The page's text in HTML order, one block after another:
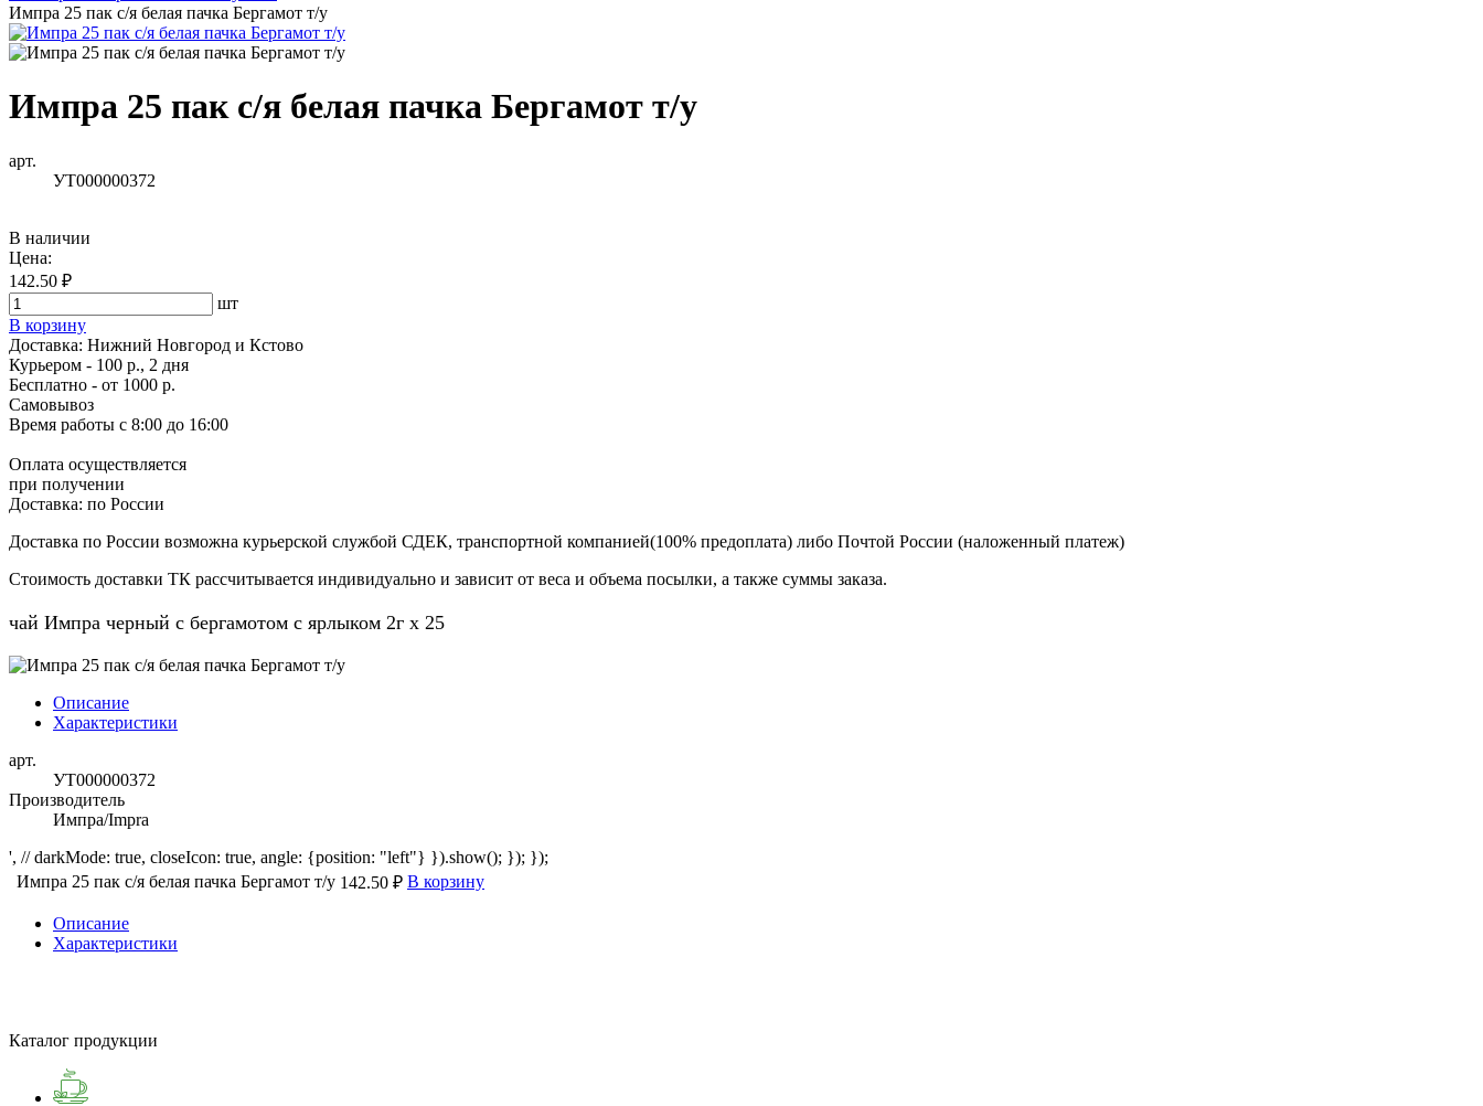
Импра 25 пак с/я белая пачка Бергамот т/у
Импра 25 пак с/я белая пачка Бергамот т/у
арт.
УТ000000372
В наличии
Цена:
142.50 ₽
шт
В корзину
Доставка: Нижний Новгород и Кстово
Курьером - 100 р., 2 дня
Бесплатно - от 1000 р.
Самовывоз
Время работы с 8:00 до 16:00
Оплата осуществляется
при получении
Доставка: по России
Доставка по России возможна курьерской службой СДЕК, транспортной компанией(100% предоплата) либо Почтой России (наложенный платеж)
Стоимость доставки ТК рассчитывается индивидуально и зависит от веса и объема посылки, а также суммы заказа.
чай Импра черный с бергамотом с ярлыком 2г х 25
Описание
Характеристики
арт.
УТ000000372
Производитель
Импра/Impra
', // darkMode: true, closeIcon: true, angle: {position: "left"} }).show(); }); });
Импра 25 пак с/я белая пачка Бергамот т/у 142.50 ₽ В корзину
Описание
Характеристики
Каталог продукции